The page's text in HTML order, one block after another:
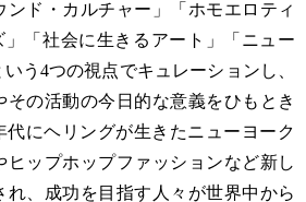
ンド・カルチャー」「ホモエロティ
「社会に生きるアート」「ニュー
う4つの視点でキュレーションし、
の活動の今日的な意義をひもとき
代にヘリングが生きたニューヨーク
ヒップホップファッションなど新し
れ、成功を目指す人々が世界中から